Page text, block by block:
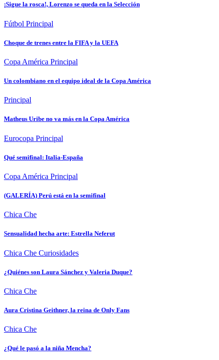
¡Sigue la rosca!, Lorenzo se queda en la Selección
Fútbol Principal
Choque de trenes entre la FIFA y la UEFA
Copa América Principal
Un colombiano en el equipo ideal de la Copa América
Principal
Matheus Uribe no va más en la Copa América
Eurocopa Principal
Qué semifinal: Italia-España
Copa América Principal
(GALERÍA) Perú está en la semifinal
Chica Che
Sensualidad hecha arte: Estrella Neferut
Chica Che Curiosidades
¿Quiénes son Laura Sánchez y Valeria Duque?
Chica Che
Aura Cristina Geithner, la reina de Only Fans
Chica Che
¿Qué le pasó a la niña Mencha?